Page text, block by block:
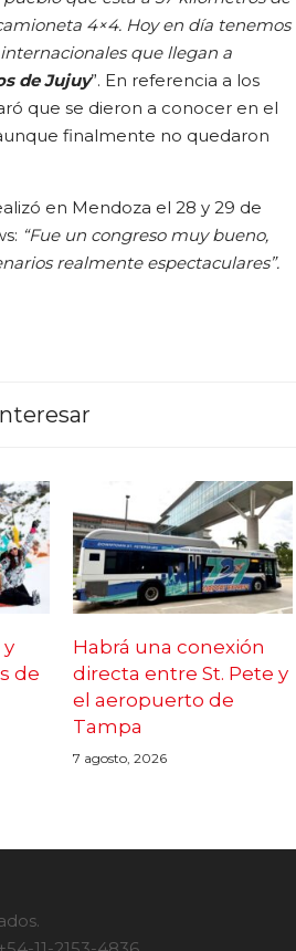
4×4. Hoy en día tenemos
que llegan a
de Jujuy”. En referencia a los
que se dieron a conocer en el
finalmente no quedaron
en Mendoza el 28 y 29 de
“Fue un congreso muy bueno,
realmente espectaculares”.
de
Habrá una conexión
directa entre St. Pete y
el aeropuerto de
Tampa
7 agosto, 2026